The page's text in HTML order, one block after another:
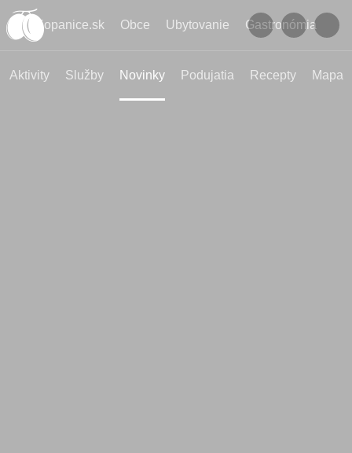
Kopanice.sk Obce Ubytovanie Gastronómia
Aktivity Služby Novinky Podujatia Recepty Mapa